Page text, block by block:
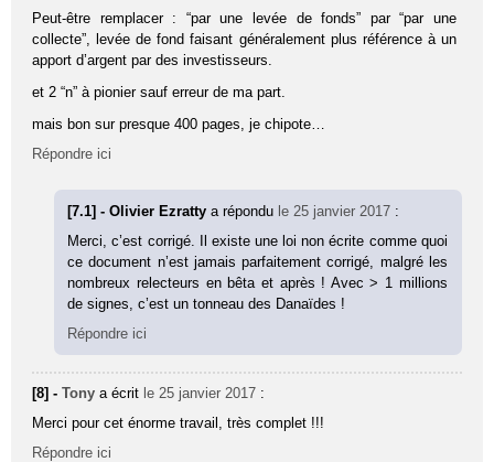
Peut-être remplacer : “par une levée de fonds” par “par une
collecte”, levée de fond faisant généralement plus référence à un
apport d’argent par des investisseurs.
et 2 “n” à pionier sauf erreur de ma part.
mais bon sur presque 400 pages, je chipote…
Répondre ici
[7.1] - Olivier Ezrattya répondu le 25 janvier 2017 :
Merci, c’est corrigé. Il existe une loi non écrite comme quoi
ce document n’est jamais parfaitement corrigé, malgré les
nombreux relecteurs en bêta et après ! Avec > 1 millions
de signes, c’est un tonneau des Danaïdes !
Répondre ici
[8] -Tony a écrit le 25 janvier 2017 :
Merci pour cet énorme travail, très complet !!!
Répondre ici